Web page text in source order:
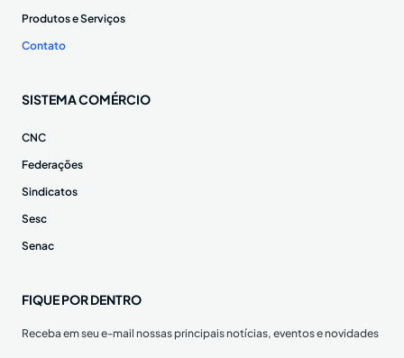
Produtos e Serviços
Contato
SISTEMA COMÉRCIO
CNC
Federações
Sindicatos
Sesc
Senac
FIQUE POR DENTRO
Receba em seu e-mail nossas principais notícias, eventos e novidades